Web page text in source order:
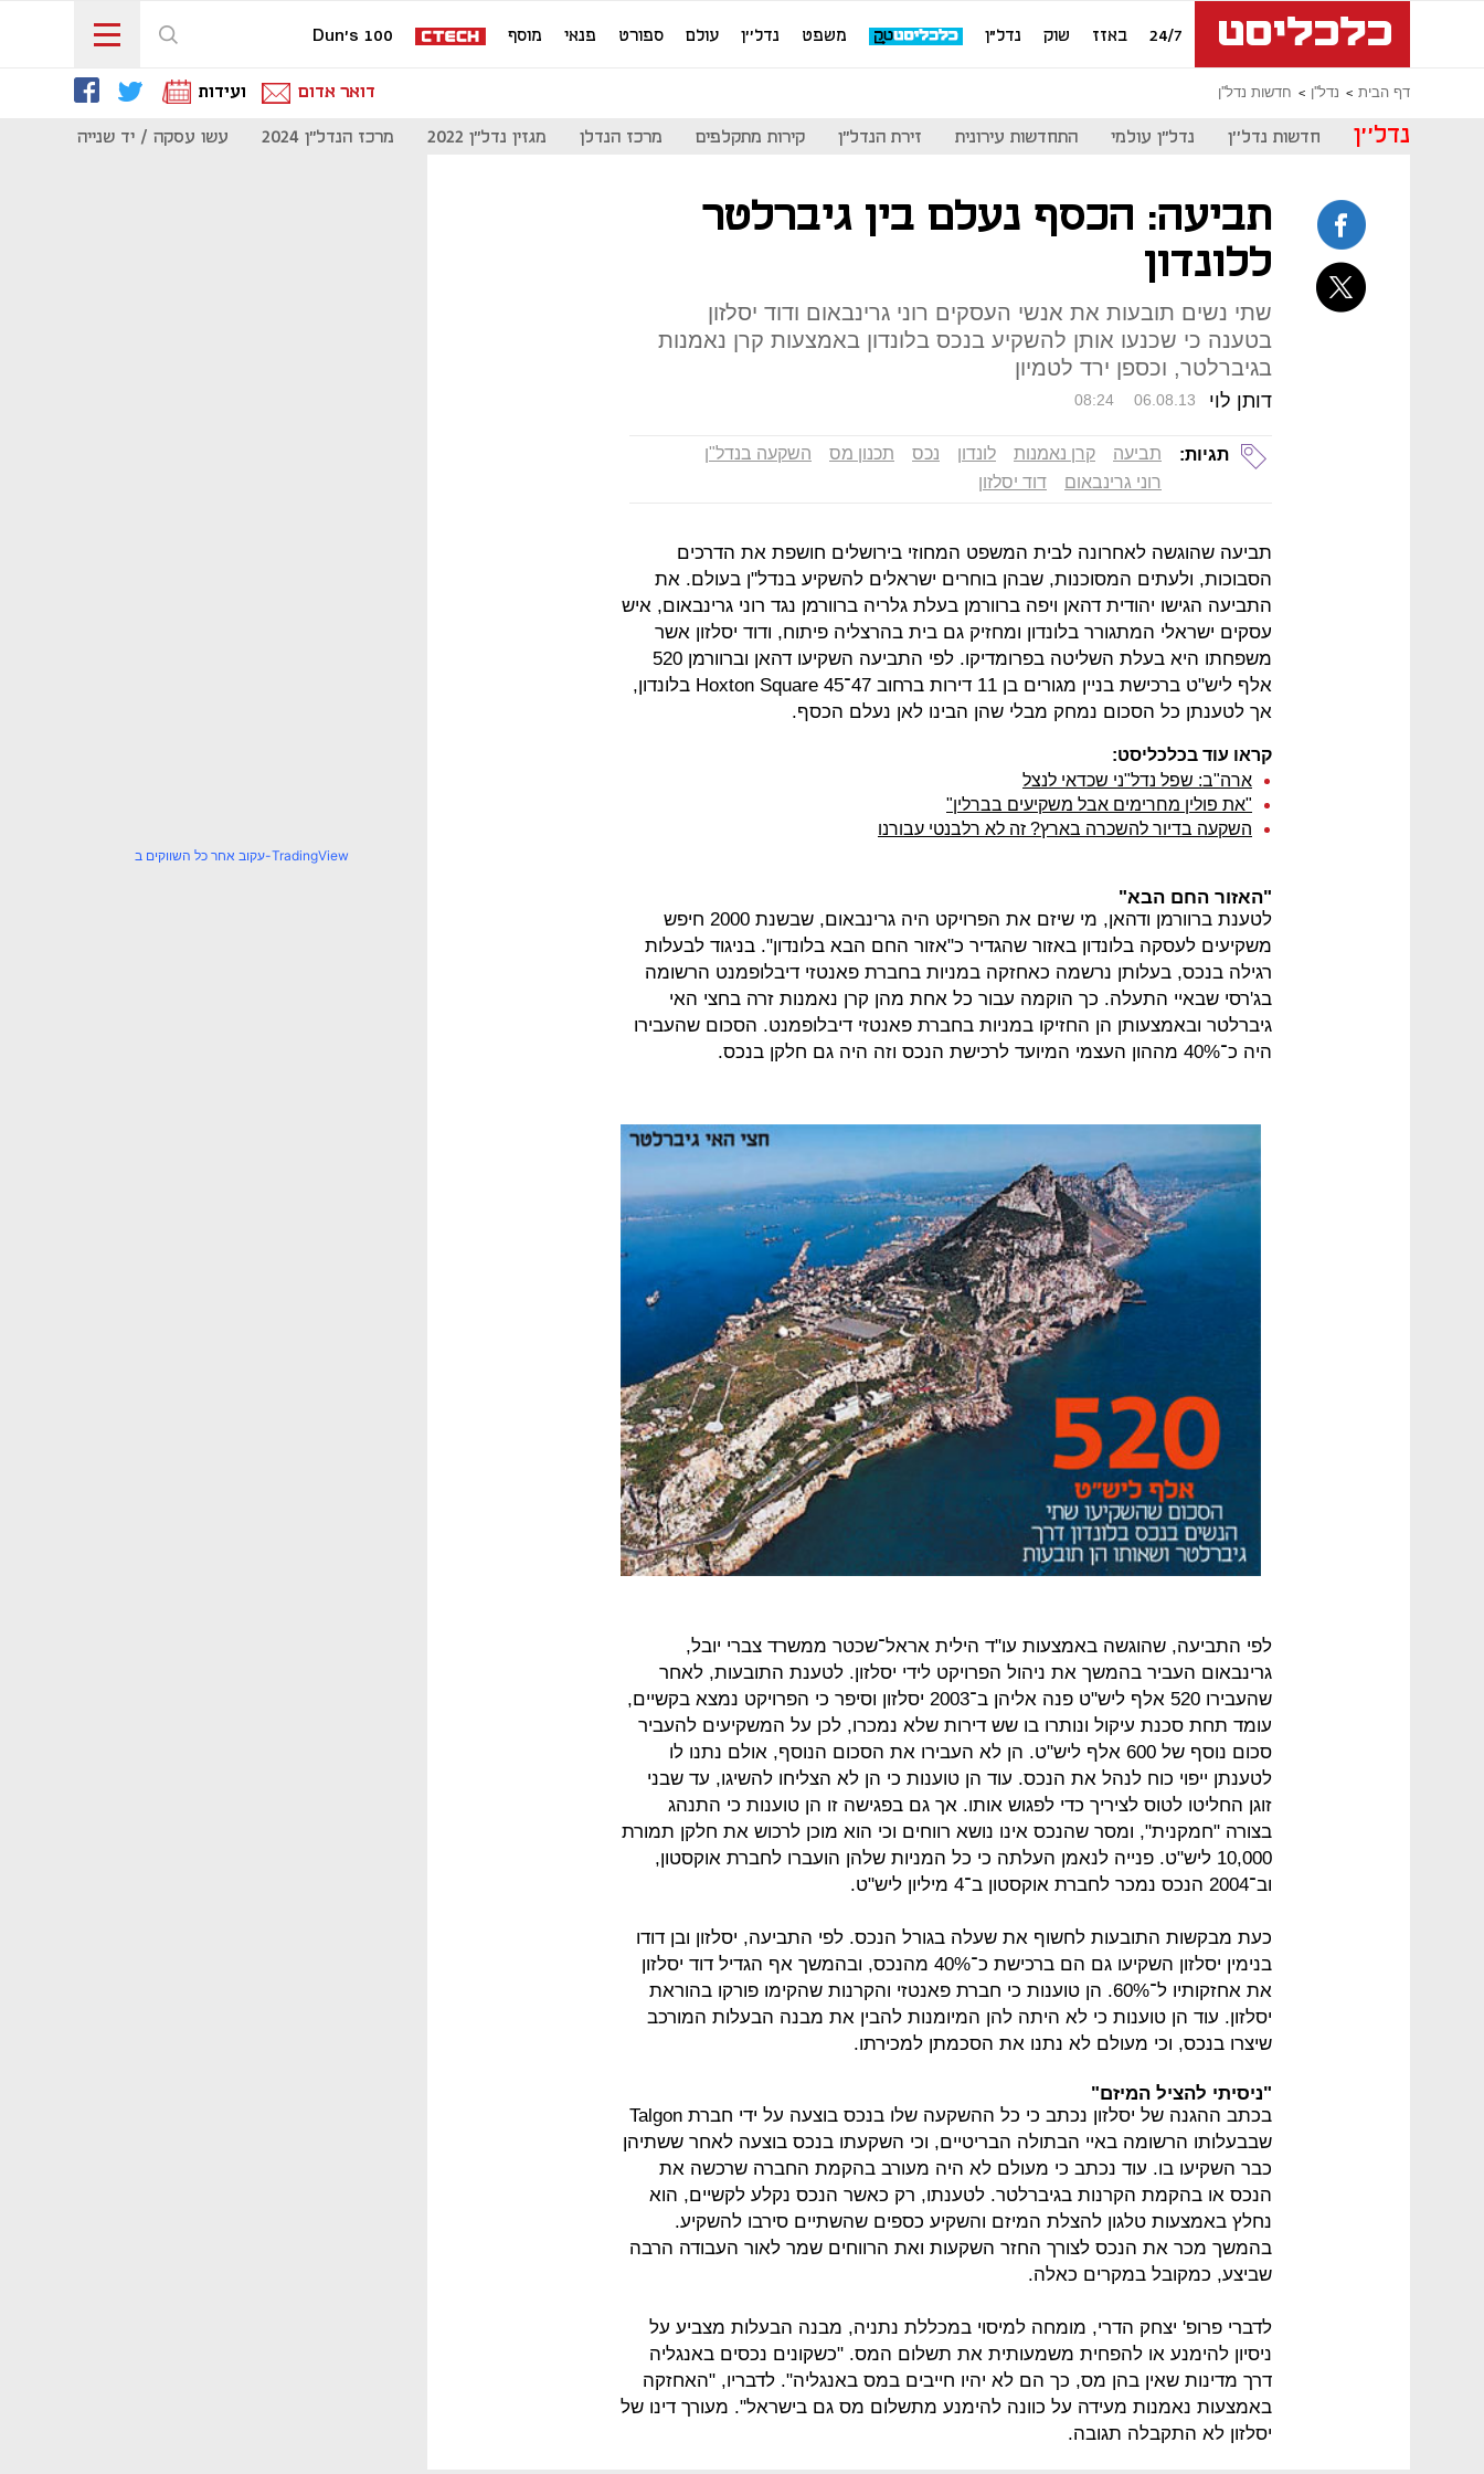
24/7 באזז שוק נדל"ן משפט נדל''ן עולם ספורט פנאי מוסף Dun's 100
דף הבית נדל''ן חדשות נדל''ן דואר אדום ועידות
נדל''ן חדשות נדל''ן נדל"ן עולמי התחדשות עירונית זירת הנדל"ן קירות מתקלפים מרכז הנדלן מגזין נדל"ן 2022 מרכז הנדל"ן 2024 עשו עסקה / יד שנייה
תביעה: הכסף נעלם בין גיברלטר
ללונדון
שתי נשים תובעות את אנשי העסקים רוני גרינבאום ודוד יסלזון
בטענה כי שכנעו אותן להשקיע בנכס בלונדון באמצעות קרן נאמנות
בגיברלטר, וכספן ירד לטמיון
דותן לוי 08:24 06.08.13
תגיות: תביעה קרן נאמנות לונדון נכס תכנון מס
השקעה בנדל"ן
רוני גרינבאום
דוד יסלזון
תביעה שהוגשה לאחרונה לבית המשפט המחוזי בירושלים חושפת את הדרכים
הסבוכות, ולעתים המסוכנות, שבהן בוחרים ישראלים להשקיע בנדל"ן בעולם. את
התביעה הגישו יהודית דהאן ויפה ברוורמן בעלת גלריה ברוורמן נגד רוני גרינבאום, איש
עסקים ישראלי המתגורר בלונדון ומחזיק גם בית בהרצליה פיתוח, ודוד יסלזון אשר
משפחתו היא בעלת השליטה בפרומדיקו. לפי התביעה השקיעו דהאן וברוורמן 520
אלף ליש"ט ברכישת בניין מגורים בן 11 דירות ברחוב 47־45 Hoxton Square בלונדון,
אך לטענתן כל הסכום נמחק מבלי שהן הבינו לאן נעלם הכסף.
קראו עוד בכלכליסט:
ארה"ב: שפל נדל"ני שכדאי לנצל
"את פולין מחרימים אבל משקיעים בברלין"
השקעה בדיור להשכרה בארץ? זה לא רלבנטי עבורנו
"האזור החם הבא"
לטענת ברוורמן ודהאן, מי שיזם את הפרויקט היה גרינבאום, שבשנת 2000 חיפש
משקיעים לעסקה בלונדון באזור שהגדיר כ"אזור החם הבא בלונדון". בניגוד לבעלות
רגילה בנכס, בעלותן נרשמה כאחזקה במניות בחברת פאנטזי דיבלופמנט הרשומה
בג'רסי שבאיי התעלה. כך הוקמה עבור כל אחת מהן קרן נאמנות זרה בחצי האי
גיברלטר ובאמצעותן הן החזיקו במניות בחברת פאנטזי דיבלופמנט. הסכום שהעבירו
היה כ־40% מההון העצמי המיועד לרכישת הנכס וזה היה גם חלקן בנכס.
לפי התביעה, שהוגשה באמצעות עו"ד הילית אראל־שכטר ממשרד צברי יובל,
גרינבאום העביר בהמשך את ניהול הפרויקט לידי יסלזון. לטענת התובעות, לאחר
שהעבירו 520 אלף ליש"ט פנה אליהן ב־2003 יסלזון וסיפר כי הפרויקט נמצא בקשיים,
עומד תחת סכנת עיקול ונותרו בו שש דירות שלא נמכרו, לכן על המשקיעים להעביר
סכום נוסף של 600 אלף ליש"ט. הן לא העבירו את הסכום הנוסף, אולם נתנו לו
לטענתן ייפוי כוח לנהל את הנכס. עוד הן טוענות כי הן לא הצליחו להשיגו, עד שבני
זוגן החליטו לטוס לציריך כדי לפגוש אותו. אך גם בפגישה זו הן טוענות כי התנהג
בצורה "חמקנית", ומסר שהנכס אינו נושא רווחים וכי הוא מוכן לרכוש את חלקן תמורת
10,000 ליש"ט. פנייה לנאמן העלתה כי כל המניות שלהן הועברו לחברת אוקסטון,
וב־2004 הנכס נמכר לחברת אוקסטון ב־4 מיליון ליש"ט.
כעת מבקשות התובעות לחשוף את שעלה בגורל הנכס. לפי התביעה, יסלזון ובן דודו
בנימין יסלזון השקיעו גם הם ברכישת כ־40% מהנכס, ובהמשך אף הגדיל דוד יסלזון
את אחזקותיו ל־60%. הן טוענות כי חברת פאנטזי והקרנות שהקימו פורקו בהוראת
יסלזון. עוד הן טוענות כי לא היתה להן המיומנות להבין את מבנה הבעלות המורכב
שיצרו בנכס, וכי מעולם לא נתנו את הסכמתן למכירתו.
"ניסיתי להציל המיזם"
בכתב ההגנה של יסלזון נכתב כי כל ההשקעה שלו בנכס בוצעה על ידי חברת Talgon
שבבעלותו הרשומה באיי הבתולה הבריטיים, וכי השקעתו בנכס בוצעה לאחר ששתיהן
כבר השקיעו בו. עוד נכתב כי מעולם לא היה מעורב בהקמת החברה שרכשה את
הנכס או בהקמת הקרנות בגיברלטר. לטענתו, רק כאשר הנכס נקלע לקשיים, הוא
נחלץ באמצעות טלגון להצלת המיזם והשקיע כספים שהשתיים סירבו להשקיע.
בהמשך מכר את הנכס לצורך החזר השקעות ואת הרווחים שמר לאור העבודה הרבה
שביצע, כמקובל במקרים כאלה.
לדברי פרופ' יצחק הדרי, מומחה למיסוי במכללת נתניה, מבנה הבעלות מצביע על
ניסיון להימנע או להפחית משמעותית את תשלום המס. "כשקונים נכסים באנגליה
דרך מדינות שאין בהן מס, כך הם לא יהיו חייבים במס באנגליה". לדבריו, "האחזקה
באמצעות נאמנות מעידה על כוונה להימנע מתשלום מס גם בישראל". מעורך דינו של
יסלזון לא התקבלה תגובה.
עקוב אחר כל השווקים ב-TradingView